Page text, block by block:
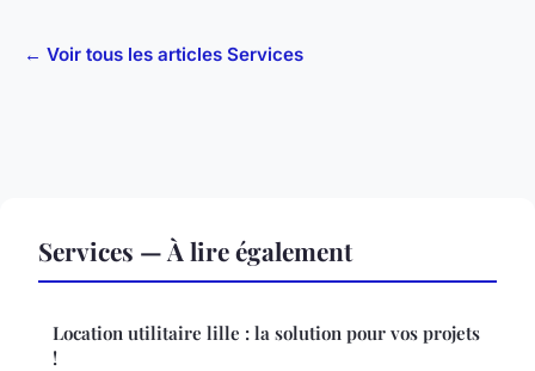
← Voir tous les articles Services
Services — À lire également
Location utilitaire lille : la solution pour vos projets
!